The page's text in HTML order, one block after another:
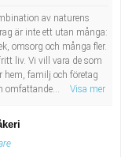
av naturens
är inte ett utan många:
omsorg och många fler.
liv. Vi vill vara de som
familj och företag
omfattande...
Visa mer